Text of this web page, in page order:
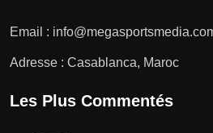
Email :
Adresse : Casablanca, Maroc
Les Plus Commentés